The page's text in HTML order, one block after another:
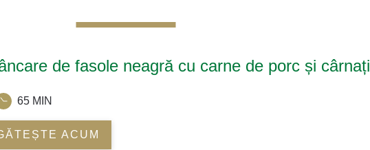
de fasole neagră cu carne de porc și cârnați
65 MIN
ACUM